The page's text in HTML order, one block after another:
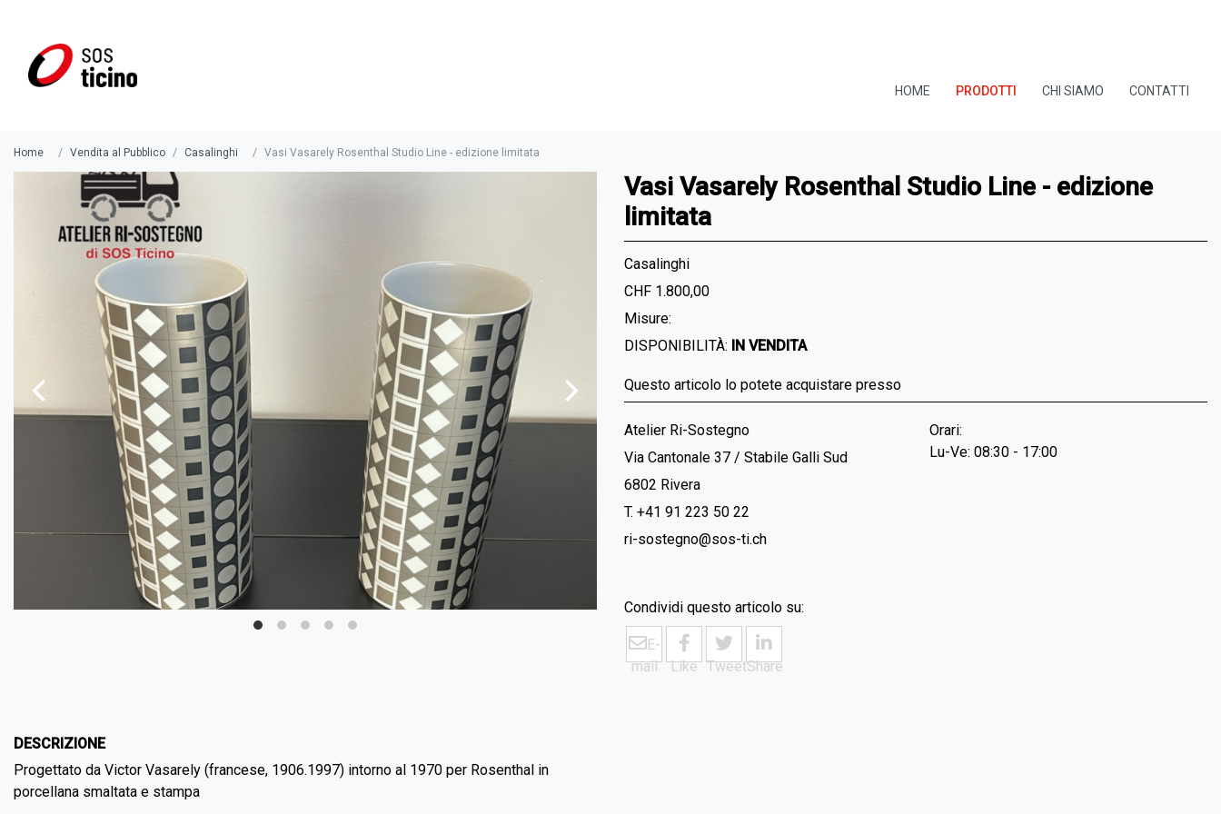
HOME PRODOTTI CHI SIAMO CONTATTI
Home Vendita al Pubblico Casalinghi Vasi Vasarely Rosenthal Studio Line - edizione limitata
Vasi Vasarely Rosenthal Studio Line - edizione
limitata
Casalinghi
CHF 1.800,00
Misure:
DISPONIBILITÀ: IN VENDITA
Questo articolo lo potete acquistare presso
Atelier Ri-Sostegno
Via Cantonale 37 / Stabile Galli Sud
6802 Rivera
T. +41 91 223 50 22
ri-sostegno@sos-ti.ch
Orari:
Lu-Ve: 08:30 - 17:00
Condividi questo articolo su:
E-
mail
Like TweetShare
DESCRIZIONE
Progettato da Victor Vasarely (francese, 1906.1997) intorno al 1970 per Rosenthal in
porcellana smaltata e stampa